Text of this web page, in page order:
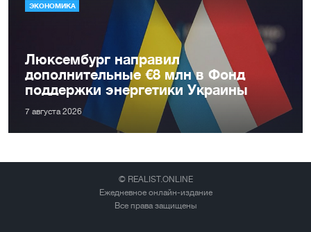
ЭКОНОМИКА
Люксембург направил
дополнительные €8 млн в Фонд
поддержки энергетики Украины
7 августа 2026
© REALIST.ONLINE
Ежедневное онлайн-издание
Все права защищены